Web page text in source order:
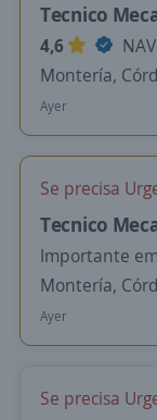
Tecnico
4,6
Montería,
Ayer
Se precisa
Tecnico
Importante
Montería,
Ayer
Se precisa